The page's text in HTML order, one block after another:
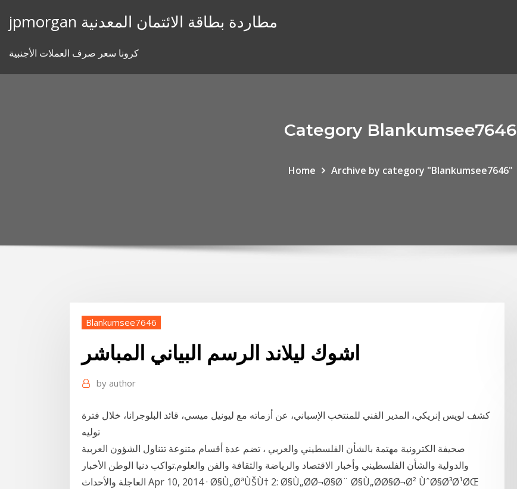
jpmorgan مطاردة بطاقة الائتمان المعدنية
كرونا سعر صرف العملات الأجنبية
Category Blankumsee7646
Home Archive by category "Blankumsee7646"
Blankumsee7646
اشوك ليلاند الرسم البياني المباشر
by author
كشف لويس إنريكي، المدير الفني للمنتخب الإسباني، عن أزماته مع ليونيل ميسي، قائد البلوجرانا، خلال فترة
توليه
صحيفة الكترونية مهتمة بالشأن الفلسطيني والعربي ، تضم عدة أقسام متنوعة تتناول الشؤون العربية
والدولية والشأن الفلسطيني وأخبار الاقتصاد والرياضة والثقافة والفن والعلوم.تواكب دنيا الوطن الأخبار
العاجلة والأحداث Apr 10, 2014 · Ø§Ù„ØªÙŠÙ† 2: Ø§Ù„Ø­Ø¬Ø§Ø¨ Ø§Ù„Ø­Ø§Ø¬Ø² ÙˆØ§Ø³Ø¹ØŒ